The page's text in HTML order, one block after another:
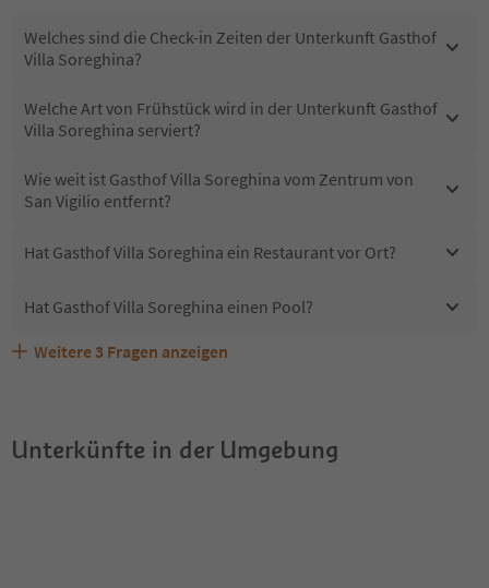
Welches sind die Check-in Zeiten der Unterkunft Gasthof
Villa Soreghina?
Welche Art von Frühstück wird in der Unterkunft Gasthof
Villa Soreghina serviert?
Wie weit ist Gasthof Villa Soreghina vom Zentrum von
San Vigilio entfernt?
Hat Gasthof Villa Soreghina ein Restaurant vor Ort?
Hat Gasthof Villa Soreghina einen Pool?
Sind Haustiere in der Unterkunft Gasthof Villa Soreghina
Welche Services bietet Gasthof Villa Soreghina?
Erhalten die Gäste von Gasthof Villa Soreghina einen
Weitere 3 Fragen anzeigen
Unterkünfte in der Umgebung